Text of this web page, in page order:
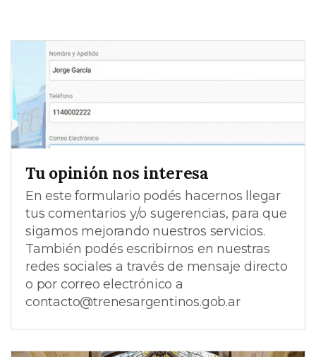
Tu opinión nos interesa
En este formulario podés hacernos llegar
tus comentarios y/o sugerencias, para que
sigamos mejorando nuestros servicios.
También podés escribirnos en nuestras
redes sociales a través de mensaje directo
o por correo electrónico a
contacto@trenesargentinos.gob.ar